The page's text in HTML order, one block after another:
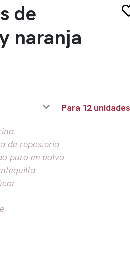
de
naranja
Para 12 unidades
de repostería
puro en polvo